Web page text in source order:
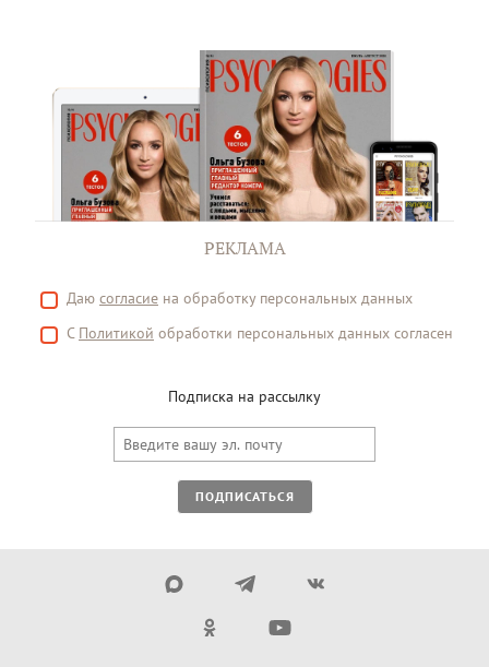
РЕКЛАМА
Даю согласие на обработку персональных данных
С Политикой обработки персональных данных согласен
Подписка на рассылку
ПОДПИСАТЬСЯ